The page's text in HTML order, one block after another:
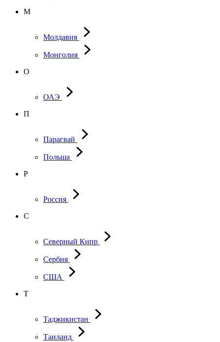
М
Молдавия
Монголия
О
ОАЭ
П
Парагвай
Польша
Р
Россия
С
Северный Кипр
Сербия
США
Т
Таджикистан
Таиланд